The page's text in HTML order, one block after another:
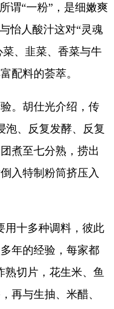
谓“一粉”，是细嫩爽
怡人酸汁这对“灵魂
菜、韭菜、香菜与牛
配料的荟萃。
。胡仕光介绍，传
泡、反复发酵、反复
煮至七分熟，捞出
入特制粉筒挤压入
十多种调料，彼此
年的经验，每家都
熟切片，花生米、鱼
再与生抽、米醋、